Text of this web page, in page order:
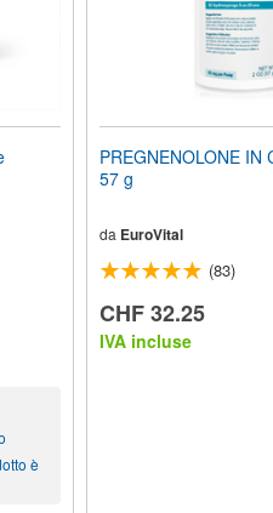
è
PREGNENOLONE IN
57 g
da EuroVital
(83)
CHF 32.25
IVA incluse